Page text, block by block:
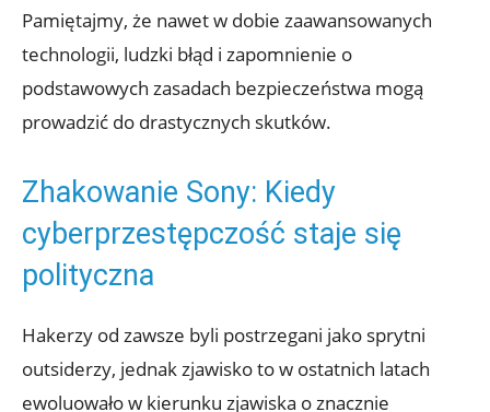
⁣Pamiętajmy,‌ że nawet⁣ w dobie ⁢zaawansowanych
‍technologii, ludzki⁤ błąd i zapomnienie o
podstawowych zasadach bezpieczeństwa mogą ​
prowadzić do drastycznych skutków.
Zhakowanie ⁣Sony: Kiedy
cyberprzestępczość staje się
polityczna
Hakerzy​ od zawsze byli postrzegani jako sprytni​
outsiderzy, jednak zjawisko to w ostatnich latach
ewoluowało⁤ w kierunku‍ zjawiska o⁢ znacznie‌